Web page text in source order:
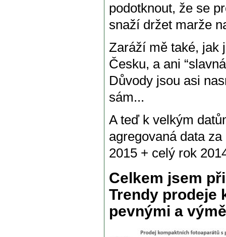
podotknout, že se
snaží držet marže
Zaráží mě také, jak
Česku, a ani
Důvody jsou asi
sám...
A teď k velkým
agregovaná data
2015 + celý rok
Celkem jsem
Trendy prodeje
pevnými a